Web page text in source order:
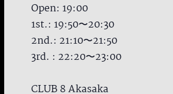
Open: 19:00
1st.: 19:50〜20:30
2nd.: 21:10〜21:50
3rd. : 22:20〜23:00
CLUB 8 Akasaka